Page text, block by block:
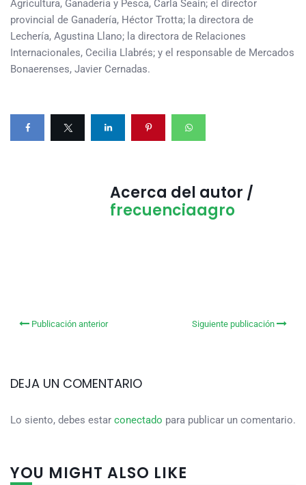
Agricultura, Ganadería y Pesca, Carla Seain; el director
provincial de Ganadería, Héctor Trotta; la directora de
Lechería, Agustina Llano; la directora de Relaciones
Internacionales, Cecilia Llabrés; y el responsable de Mercados
Bonaerenses, Javier Cernadas.
Acerca del autor /
frecuenciaagro
Publicación anterior Siguiente publicación
DEJA UN COMENTARIO
Lo siento, debes estar conectado para publicar un comentario.
YOU MIGHT ALSO LIKE